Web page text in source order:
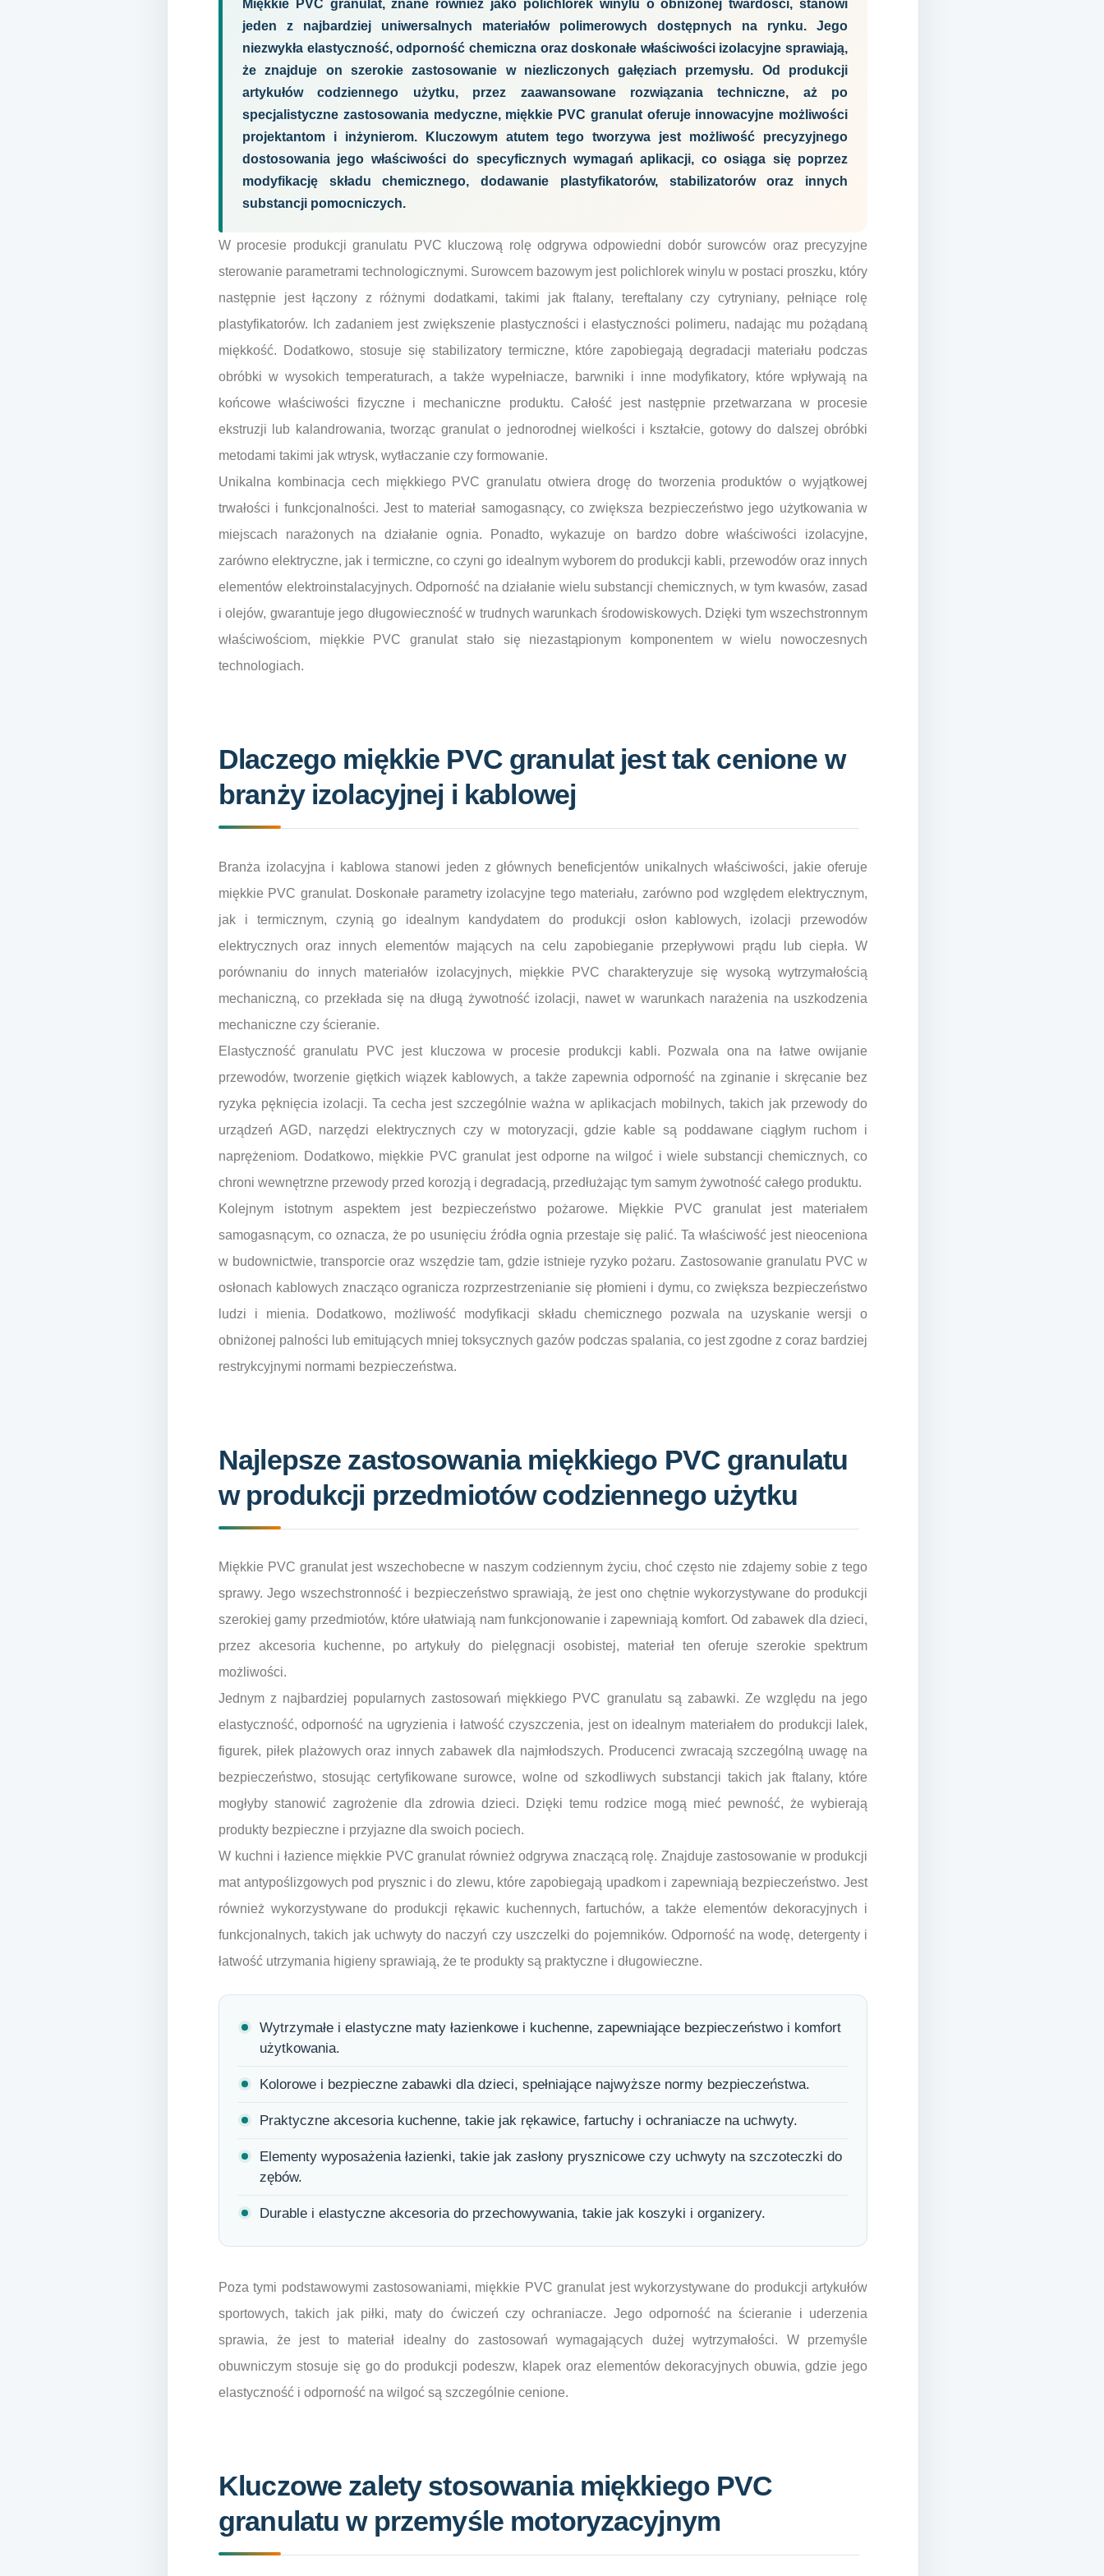
Miękkie PVC granulat, znane również jako polichlorek winylu o obniżonej twardości, stanowi
jeden z najbardziej uniwersalnych materiałów polimerowych dostępnych na rynku. Jego
niezwykła elastyczność, odporność chemiczna oraz doskonałe właściwości izolacyjne sprawiają,
że znajduje on szerokie zastosowanie w niezliczonych gałęziach przemysłu. Od produkcji
artykułów codziennego użytku, przez zaawansowane rozwiązania techniczne, aż po
specjalistyczne zastosowania medyczne, miękkie PVC granulat oferuje innowacyjne możliwości
projektantom i inżynierom. Kluczowym atutem tego tworzywa jest możliwość precyzyjnego
dostosowania jego właściwości do specyficznych wymagań aplikacji, co osiąga się poprzez
modyfikację składu chemicznego, dodawanie plastyfikatorów, stabilizatorów oraz innych
substancji pomocniczych.
W procesie produkcji granulatu PVC kluczową rolę odgrywa odpowiedni dobór surowców oraz precyzyjne
sterowanie parametrami technologicznymi. Surowcem bazowym jest polichlorek winylu w postaci proszku, który
następnie jest łączony z różnymi dodatkami, takimi jak ftalany, tereftalany czy cytryniany, pełniące rolę
plastyfikatorów. Ich zadaniem jest zwiększenie plastyczności i elastyczności polimeru, nadając mu pożądaną
miękkość. Dodatkowo, stosuje się stabilizatory termiczne, które zapobiegają degradacji materiału podczas
obróbki w wysokich temperaturach, a także wypełniacze, barwniki i inne modyfikatory, które wpływają na
końcowe właściwości fizyczne i mechaniczne produktu. Całość jest następnie przetwarzana w procesie
ekstruzji lub kalandrowania, tworząc granulat o jednorodnej wielkości i kształcie, gotowy do dalszej obróbki
metodami takimi jak wtrysk, wytłaczanie czy formowanie.
Unikalna kombinacja cech miękkiego PVC granulatu otwiera drogę do tworzenia produktów o wyjątkowej
trwałości i funkcjonalności. Jest to materiał samogasnący, co zwiększa bezpieczeństwo jego użytkowania w
miejscach narażonych na działanie ognia. Ponadto, wykazuje on bardzo dobre właściwości izolacyjne,
zarówno elektryczne, jak i termiczne, co czyni go idealnym wyborem do produkcji kabli, przewodów oraz innych
elementów elektroinstalacyjnych. Odporność na działanie wielu substancji chemicznych, w tym kwasów, zasad
i olejów, gwarantuje jego długowieczność w trudnych warunkach środowiskowych. Dzięki tym wszechstronnym
właściwościom, miękkie PVC granulat stało się niezastąpionym komponentem w wielu nowoczesnych
technologiach.
Dlaczego miękkie PVC granulat jest tak cenione w
branży izolacyjnej i kablowej
Branża izolacyjna i kablowa stanowi jeden z głównych beneficjentów unikalnych właściwości, jakie oferuje
miękkie PVC granulat. Doskonałe parametry izolacyjne tego materiału, zarówno pod względem elektrycznym,
jak i termicznym, czynią go idealnym kandydatem do produkcji osłon kablowych, izolacji przewodów
elektrycznych oraz innych elementów mających na celu zapobieganie przepływowi prądu lub ciepła. W
porównaniu do innych materiałów izolacyjnych, miękkie PVC charakteryzuje się wysoką wytrzymałością
mechaniczną, co przekłada się na długą żywotność izolacji, nawet w warunkach narażenia na uszkodzenia
mechaniczne czy ścieranie.
Elastyczność granulatu PVC jest kluczowa w procesie produkcji kabli. Pozwala ona na łatwe owijanie
przewodów, tworzenie giętkich wiązek kablowych, a także zapewnia odporność na zginanie i skręcanie bez
ryzyka pęknięcia izolacji. Ta cecha jest szczególnie ważna w aplikacjach mobilnych, takich jak przewody do
urządzeń AGD, narzędzi elektrycznych czy w motoryzacji, gdzie kable są poddawane ciągłym ruchom i
naprężeniom. Dodatkowo, miękkie PVC granulat jest odporne na wilgoć i wiele substancji chemicznych, co
chroni wewnętrzne przewody przed korozją i degradacją, przedłużając tym samym żywotność całego produktu.
Kolejnym istotnym aspektem jest bezpieczeństwo pożarowe. Miękkie PVC granulat jest materiałem
samogasnącym, co oznacza, że po usunięciu źródła ognia przestaje się palić. Ta właściwość jest nieoceniona
w budownictwie, transporcie oraz wszędzie tam, gdzie istnieje ryzyko pożaru. Zastosowanie granulatu PVC w
osłonach kablowych znacząco ogranicza rozprzestrzenianie się płomieni i dymu, co zwiększa bezpieczeństwo
ludzi i mienia. Dodatkowo, możliwość modyfikacji składu chemicznego pozwala na uzyskanie wersji o
obniżonej palności lub emitujących mniej toksycznych gazów podczas spalania, co jest zgodne z coraz bardziej
restrykcyjnymi normami bezpieczeństwa.
Najlepsze zastosowania miękkiego PVC granulatu
w produkcji przedmiotów codziennego użytku
Miękkie PVC granulat jest wszechobecne w naszym codziennym życiu, choć często nie zdajemy sobie z tego
sprawy. Jego wszechstronność i bezpieczeństwo sprawiają, że jest ono chętnie wykorzystywane do produkcji
szerokiej gamy przedmiotów, które ułatwiają nam funkcjonowanie i zapewniają komfort. Od zabawek dla dzieci,
przez akcesoria kuchenne, po artykuły do pielęgnacji osobistej, materiał ten oferuje szerokie spektrum
możliwości.
Jednym z najbardziej popularnych zastosowań miękkiego PVC granulatu są zabawki. Ze względu na jego
elastyczność, odporność na ugryzienia i łatwość czyszczenia, jest on idealnym materiałem do produkcji lalek,
figurek, piłek plażowych oraz innych zabawek dla najmłodszych. Producenci zwracają szczególną uwagę na
bezpieczeństwo, stosując certyfikowane surowce, wolne od szkodliwych substancji takich jak ftalany, które
mogłyby stanowić zagrożenie dla zdrowia dzieci. Dzięki temu rodzice mogą mieć pewność, że wybierają
produkty bezpieczne i przyjazne dla swoich pociech.
W kuchni i łazience miękkie PVC granulat również odgrywa znaczącą rolę. Znajduje zastosowanie w produkcji
mat antypoślizgowych pod prysznic i do zlewu, które zapobiegają upadkom i zapewniają bezpieczeństwo. Jest
również wykorzystywane do produkcji rękawic kuchennych, fartuchów, a także elementów dekoracyjnych i
funkcjonalnych, takich jak uchwyty do naczyń czy uszczelki do pojemników. Odporność na wodę, detergenty i
łatwość utrzymania higieny sprawiają, że te produkty są praktyczne i długowieczne.
Wytrzymałe i elastyczne maty łazienkowe i kuchenne, zapewniające bezpieczeństwo i komfort
użytkowania.
Kolorowe i bezpieczne zabawki dla dzieci, spełniające najwyższe normy bezpieczeństwa.
Praktyczne akcesoria kuchenne, takie jak rękawice, fartuchy i ochraniacze na uchwyty.
Elementy wyposażenia łazienki, takie jak zasłony prysznicowe czy uchwyty na szczoteczki do
zębów.
Durable i elastyczne akcesoria do przechowywania, takie jak koszyki i organizery.
Poza tymi podstawowymi zastosowaniami, miękkie PVC granulat jest wykorzystywane do produkcji artykułów
sportowych, takich jak piłki, maty do ćwiczeń czy ochraniacze. Jego odporność na ścieranie i uderzenia
sprawia, że jest to materiał idealny do zastosowań wymagających dużej wytrzymałości. W przemyśle
obuwniczym stosuje się go do produkcji podeszw, klapek oraz elementów dekoracyjnych obuwia, gdzie jego
elastyczność i odporność na wilgoć są szczególnie cenione.
Kluczowe zalety stosowania miękkiego PVC
granulatu w przemyśle motoryzacyjnym